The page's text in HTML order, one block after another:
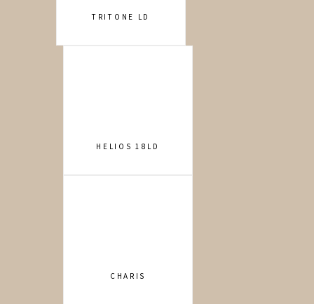
TRITONE LD
HELIOS 18LD
CHARIS